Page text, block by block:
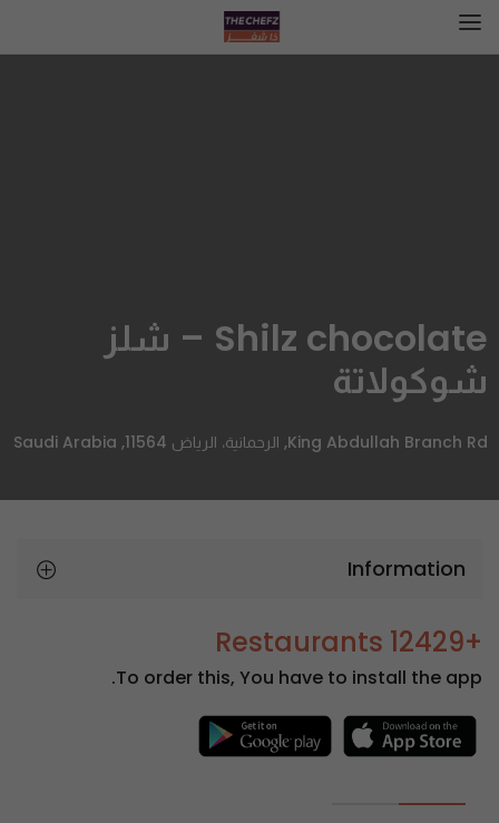
Shilz chocolate – شلز
شوكولاتة
King Abdullah Branch Rd, الرحمانية، الرياض 11564, Saudi Arabia
Information
+12429 Restaurants
To order this, You have to install the app.